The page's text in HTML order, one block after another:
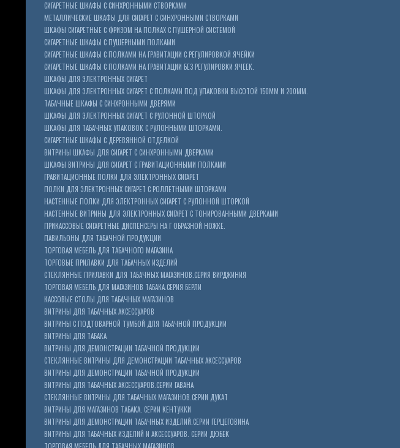
СИГАРЕТНЫЕ ШКАФЫ С СИНХРОННЫМИ СТВОРКАМИ
МЕТАЛЛИЧЕСКИЕ ШКАФЫ ДЛЯ СИГАРЕТ С СИНХРОННЫМИ СТВОРКАМИ
ШКАФЫ СИГАРЕТНЫЕ С ФРИЗОМ НА ПОЛКАХ С ПУШЕРНОЙ СИСТЕМОЙ
СИГАРЕТНЫЕ ШКАФЫ С ПУШЕРНЫМИ ПОЛКАМИ
СИГАРЕТНЫЕ ШКАФЫ С ПОЛКАМИ НА ГРАВИТАЦИИ С РЕГУЛИРОВКОЙ ЯЧЕЙКИ
СИГАРЕТНЫЕ ШКАФЫ С ПОЛКАМИ НА ГРАВИТАЦИИ БЕЗ РЕГУЛИРОВКИ ЯЧЕЕК.
ШКАФЫ ДЛЯ ЭЛЕКТРОННЫХ СИГАРЕТ
ШКАФЫ ДЛЯ ЭЛЕКТРОННЫХ СИГАРЕТ С ПОЛКАМИ ПОД УПАКОВКИ ВЫСОТОЙ 150ММ И 200ММ.
ТАБАЧНЫЕ ШКАФЫ С СИНХРОННЫМИ ДВЕРЯМИ
ШКАФЫ ДЛЯ ЭЛЕКТРОННЫХ СИГАРЕТ С РУЛОННОЙ ШТОРКОЙ
ШКАФЫ ДЛЯ ТАБАЧНЫХ УПАКОВОК С РУЛОННЫМИ ШТОРКАМИ.
СИГАРЕТНЫЕ ШКАФЫ С ДЕРЕВЯННОЙ ОТДЕЛКОЙ
ВИТРИНЫ ШКАФЫ ДЛЯ СИГАРЕТ С СИНХРОННЫМИ ДВЕРКАМИ
ШКАФЫ ВИТРИНЫ ДЛЯ СИГАРЕТ С ГРАВИТАЦИОННЫМИ ПОЛКАМИ
ГРАВИТАЦИОННЫЕ ПОЛКИ ДЛЯ ЭЛЕКТРОННЫХ СИГАРЕТ
ПОЛКИ ДЛЯ ЭЛЕКТРОННЫХ СИГАРЕТ С РОЛЛЕТНЫМИ ШТОРКАМИ
НАСТЕННЫЕ ПОЛКИ ДЛЯ ЭЛЕКТРОННЫХ СИГАРЕТ С РУЛОННОЙ ШТОРКОЙ
НАСТЕННЫЕ ВИТРИНЫ ДЛЯ ЭЛЕКТРОННЫХ СИГАРЕТ С ТОНИРОВАННЫМИ ДВЕРКАМИ
ПРИКАССОВЫЕ СИГАРЕТНЫЕ ДИСПЕНСЕРЫ НА Г ОБРАЗНОЙ НОЖКЕ.
ПАВИЛЬОНЫ ДЛЯ ТАБАЧНОЙ ПРОДУКЦИИ
ТОРГОВАЯ МЕБЕЛЬ ДЛЯ ТАБАЧНОГО МАГАЗИНА
ТОРГОВЫЕ ПРИЛАВКИ ДЛЯ ТАБАЧНЫХ ИЗДЕЛИЙ
СТЕКЛЯННЫЕ ПРИЛАВКИ ДЛЯ ТАБАЧНЫХ МАГАЗИНОВ.СЕРИЯ ВИРДЖИНИЯ
ТОРГОВАЯ МЕБЕЛЬ ДЛЯ МАГАЗИНОВ ТАБАКА.СЕРИЯ БЕРЛИ
КАССОВЫЕ СТОЛЫ ДЛЯ ТАБАЧНЫХ МАГАЗИНОВ
ВИТРИНЫ ДЛЯ ТАБАЧНЫХ АКСЕССУАРОВ
ВИТРИНЫ С ПОДТОВАРНОЙ ТУМБОЙ ДЛЯ ТАБАЧНОЙ ПРОДУКЦИИ
ВИТРИНЫ ДЛЯ ТАБАКА
ВИТРИНЫ ДЛЯ ДЕМОНСТРАЦИИ ТАБАЧНОЙ ПРОДУКЦИИ
СТЕКЛЯННЫЕ ВИТРИНЫ ДЛЯ ДЕМОНСТРАЦИИ ТАБАЧНЫХ АКСЕССУАРОВ
ВИТРИНЫ ДЛЯ ДЕМОНСТРАЦИИ ТАБАЧНОЙ ПРОДУКЦИИ
ВИТРИНЫ ДЛЯ ТАБАЧНЫХ АКСЕССУАРОВ.СЕРИИ ГАВАНА
СТЕКЛЯННЫЕ ВИТРИНЫ ДЛЯ ТАБАЧНЫХ МАГАЗИНОВ.СЕРИИ ДУКАТ
ВИТРИНЫ ДЛЯ МАГАЗИНОВ ТАБАКА. СЕРИИ КЕНТУККИ
ВИТРИНЫ ДЛЯ ДЕМОНСТРАЦИИ ТАБАЧНЫХ ИЗДЕЛИЙ.СЕРИИ ГЕРЦЕГОВИНА
ВИТРИНЫ ДЛЯ ТАБАЧНЫХ ИЗДЕЛИЙ И АКСЕССУАРОВ. СЕРИИ ДЮБЕК